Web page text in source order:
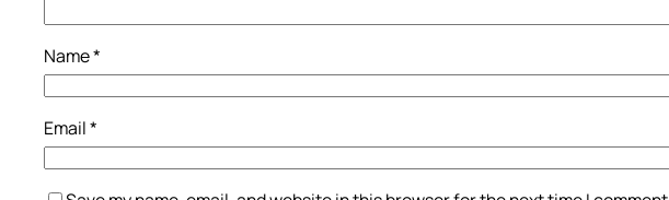
Name*
Email*